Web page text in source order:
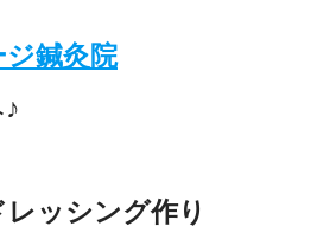
鍼灸院
ッシング作り